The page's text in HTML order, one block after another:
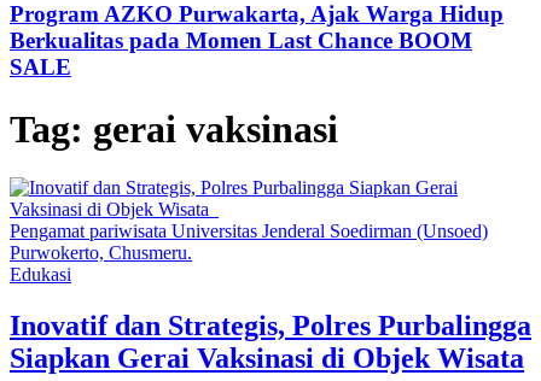
Program AZKO Purwakarta, Ajak Warga Hidup
Berkualitas pada Momen Last Chance BOOM
SALE
Tag: gerai vaksinasi
Pengamat pariwisata Universitas Jenderal Soedirman (Unsoed)
Purwokerto, Chusmeru.
Edukasi
Inovatif dan Strategis, Polres Purbalingga
Siapkan Gerai Vaksinasi di Objek Wisata